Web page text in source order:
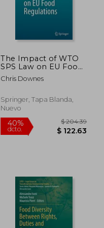
45%
dcto.
The Impact of WTO
SPS Law on EU Food
Regulations (Studies
in European
Regulation)
Chris Downes
Springer, Tapa Blanda,
Nuevo